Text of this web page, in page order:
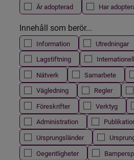
Är adopterad
Har
Innehåll som berör...
Information Utredningar
Lagstiftning
Nätverk
Samarbete
Vägledning
Regler
Föreskrifter
Verktyg
Administration
Ursprungsländer
Oegentligheter